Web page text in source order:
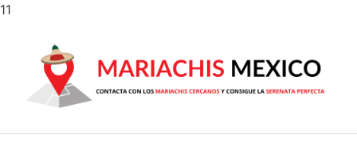
11
contenido